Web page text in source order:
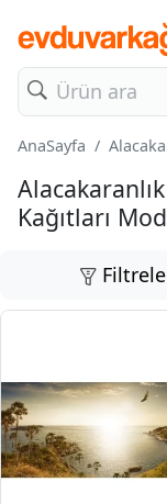
AnaSayfa
Kağıtları
Filtrele